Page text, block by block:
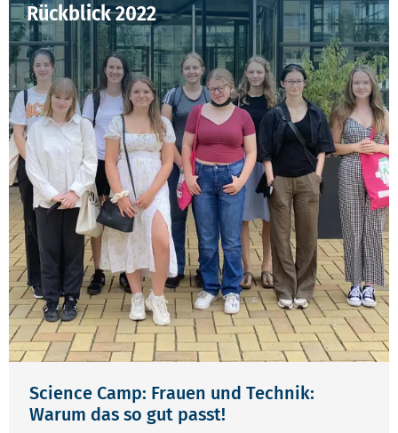
Rückblick 2022
Science Camp: Frauen und Technik:
Warum das so gut passt!